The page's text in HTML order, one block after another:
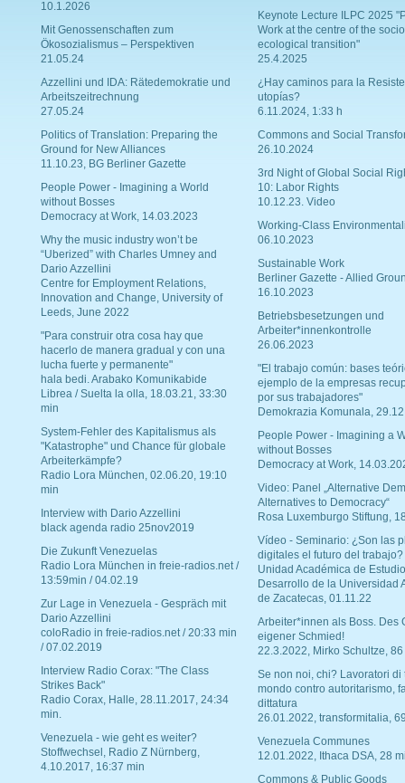
10.1.2026
Mit Genossenschaften zum
Ökosozialismus – Perspektiven
21.05.24
Azzellini und IDA: Rätedemokratie und
Arbeitszeitrechnung
27.05.24
Politics of Translation: Preparing the
Ground for New Alliances
11.10.23, BG Berliner Gazette
People Power - Imagining a World
without Bosses
Democracy at Work, 14.03.2023
Why the music industry won’t be
“Uberized” with Charles Umney and
Dario Azzellini
Centre for Employment Relations,
Innovation and Change, University of
Leeds, June 2022
"Para construir otra cosa hay que
hacerlo de manera gradual y con una
lucha fuerte y permanente"
hala bedi. Arabako Komunikabide
Librea / Suelta la olla, 18.03.21, 33:30
min
System-Fehler des Kapitalismus als
"Katastrophe" und Chance für globale
Arbeiterkämpfe?
Radio Lora München, 02.06.20, 19:10
min
Interview with Dario Azzellini
black agenda radio 25nov2019
Die Zukunft Venezuelas
Radio Lora München in freie-radios.net /
13:59min / 04.02.19
Zur Lage in Venezuela - Gespräch mit
Dario Azzellini
coloRadio in freie-radios.net / 20:33 min
/ 07.02.2019
Interview Radio Corax: "The Class
Strikes Back"
Radio Corax, Halle, 28.11.2017, 24:34
min.
Venezuela - wie geht es weiter?
Stoffwechsel, Radio Z Nürnberg,
4.10.2017, 16:37 min
Keynote Lecture ILPC 2025
Work at the centre of the
ecological transition"
25.4.2025
¿Hay caminos para la
utopías?
6.11.2024, 1:33 h
Commons and Social
26.10.2024
3rd Night of Global Social
10: Labor Rights
10.12.23. Video
Working-Class
06.10.2023
Sustainable Work
Berliner Gazette - Allied
16.10.2023
Betriebsbesetzungen und
Arbeiter*innenkontrolle
26.06.2023
"El trabajo común: bases
ejemplo de la empresas
por sus trabajadores"
Demokrazia Komunala,
People Power - Imagining a
without Bosses
Democracy at Work,
Video: Panel „Alternative
Alternatives to Democracy“
Rosa Luxemburgo Stiftung,
Vídeo - Seminario: ¿Son las
digitales el futuro del trabajo?
Unidad Académica de
Desarrollo de la Universidad
de Zacatecas, 01.11.22
Arbeiter*innen als Boss. Des
eigener Schmied!
22.3.2022, Mirko Schultze, 86
Se non noi, chi? Lavoratori di
mondo contro autoritarismo,
dittatura
26.01.2022, transformitalia,
Venezuela Communes
12.01.2022, Ithaca DSA, 28
Commons & Public Goods